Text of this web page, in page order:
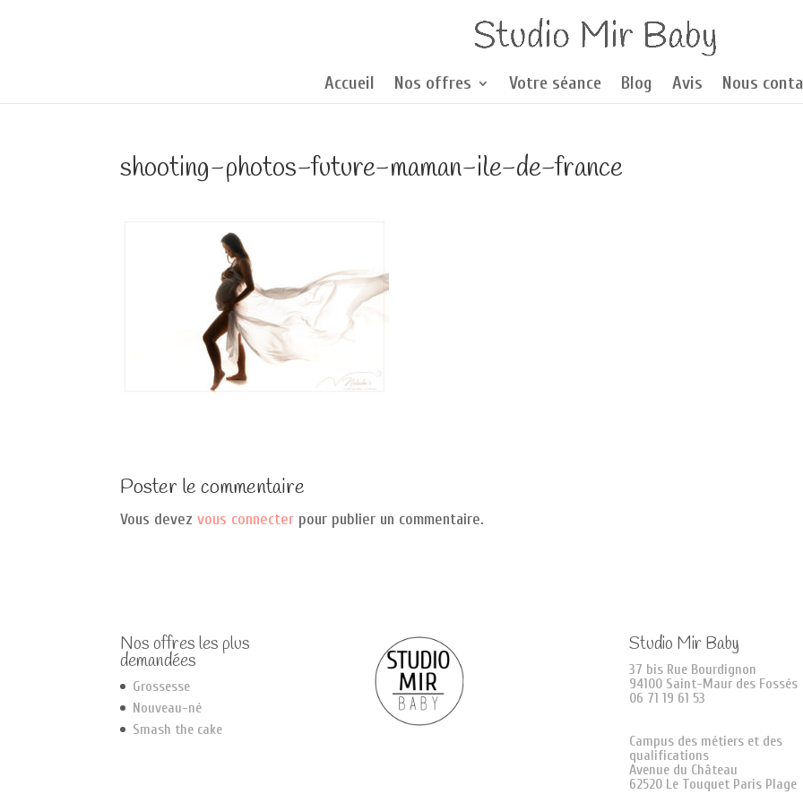
Accueil Nos offres Votre séance Blog Avis Nous
shooting-photos-future-maman-ile-de-france
Poster le commentaire
Vous devezvous connecter pour publier un commentaire.
Nos offres les plus
demandées
Grossesse
Nouveau-né
Smash the cake
Studio Mir Baby
37 bis Rue Bourdignon
94100 Saint-Maur des Fossés
06 71 19 61 53
Campus des métiers et des
qualifications
Avenue du Château
62520 Le Touquet Paris Plage